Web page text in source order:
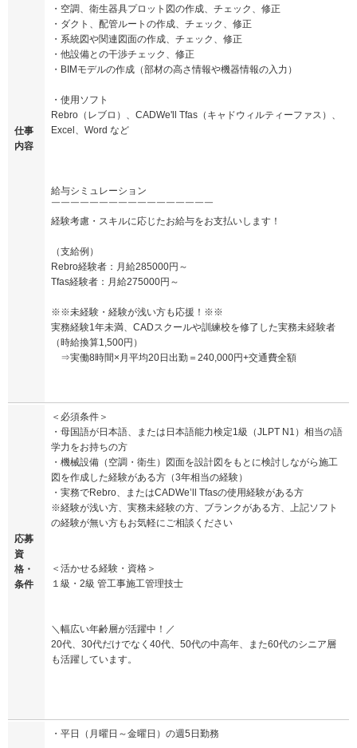
仕事
内容
・空調、衛生器具プロット図の作成、チェック、修正
・ダクト、配管ルートの作成、チェック、修正
・系統図や関連図面の作成、チェック、修正
・他設備との干渉チェック、修正
・BIMモデルの作成（部材の高さ情報や機器情報の入力）
・使用ソフト
Rebro（レブロ）、CADWe'll Tfas（キャドウィルティーファス）、
Excel、Word など
給与シミュレーション
￣￣￣￣￣￣￣￣￣￣￣￣￣￣￣￣￣
経験考慮・スキルに応じたお給与をお支払いします！
（支給例）
Rebro経験者：月給285000円～
Tfas経験者：月給275000円～
※※未経験・経験が浅い方も応援！※※
実務経験1年未満、CADスクールや訓練校を修了した実務未経験者
（時給換算1,500円）
⇒実働8時間×月平均20日出勤＝240,000円+交通費全額
応募
資
格・
条件
＜必須条件＞
・母国語が日本語、または日本語能力検定1級（JLPT N1）相当の語
学力をお持ちの方
・機械設備（空調・衛生）図面を設計図をもとに検討しながら施工
図を作成した経験がある方（3年相当の経験）
・実務でRebro、またはCADWe’ll Tfasの使用経験がある方
※経験が浅い方、実務未経験の方、ブランクがある方、上記ソフト
の経験が無い方もお気軽にご相談ください
＜活かせる経験・資格＞
１級・2級 管工事施工管理技士
＼幅広い年齢層が活躍中！／
20代、30代だけでなく40代、50代の中高年、また60代のシニア層
も活躍しています。
・平日（月曜日～金曜日）の週5日勤務